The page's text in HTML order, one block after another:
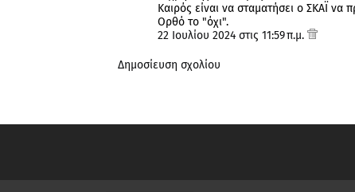
Καιρός είναι να σταματήσει ο ΣΚΑΪ να
Ορθό το "όχι".
22 Ιουλίου 2024 στις 11:59 π.μ.
Δημοσίευση σχολίου